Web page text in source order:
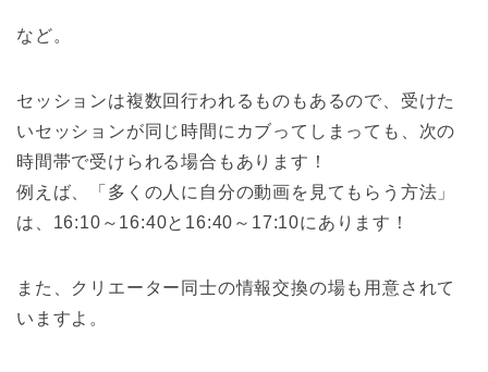
など。
セッションは複数回行われるものもあるので、受けた
いセッションが同じ時間にカブってしまっても、次の
時間帯で受けられる場合もあります！
例えば、「多くの人に自分の動画を見てもらう方法」
は、16:10～16:40と16:40～17:10にあります！
また、クリエーター同士の情報交換の場も用意されて
いますよ。